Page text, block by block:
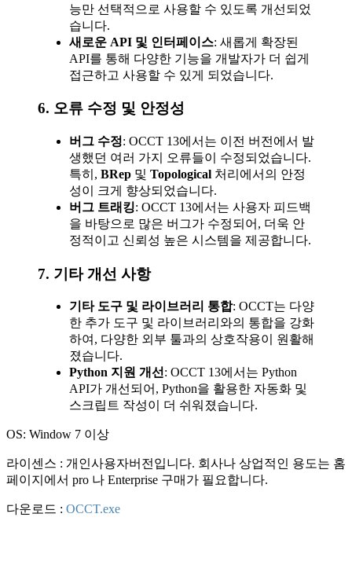
능만 선택적으로 사용할 수 있도록 개선되었
습니다.
새로운 API 및 인터페이스: 새롭게 확장된
API를 통해 다양한 기능을 개발자가 더 쉽게
접근하고 사용할 수 있게 되었습니다.
6. 오류 수정 및 안정성
버그 수정: OCCT 13에서는 이전 버전에서 발
생했던 여러 가지 오류들이 수정되었습니다.
특히, BRep 및 Topological 처리에서의 안정
성이 크게 향상되었습니다.
버그 트래킹: OCCT 13에서는 사용자 피드백
을 바탕으로 많은 버그가 수정되어, 더욱 안
정적이고 신뢰성 높은 시스템을 제공합니다.
7. 기타 개선 사항
기타 도구 및 라이브러리 통합: OCCT는 다양
한 추가 도구 및 라이브러리와의 통합을 강화
하여, 다양한 외부 툴과의 상호작용이 원활해
졌습니다.
Python 지원 개선 : OCCT 13에서는 Python
API가 개선되어, Python을 활용한 자동화 및
스크립트 작성이 더 쉬워졌습니다.
OS: Window 7 이상
라이센스 : 개인사용자버전입니다. 회사나 상업적인 용도는 홈
페이지에서 pro 나 Enterprise 구매가 필요합니다.
다운로드 : OCCT.exe